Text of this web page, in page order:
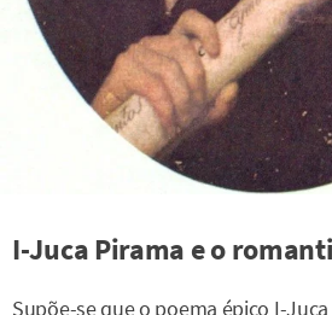
I-Juca Pirama e o
Supõe-se que o poema épico I-